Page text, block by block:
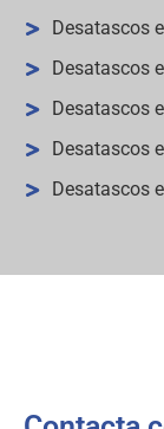
Desatascos
Desatascos
Desatascos
Desatascos
Desatascos